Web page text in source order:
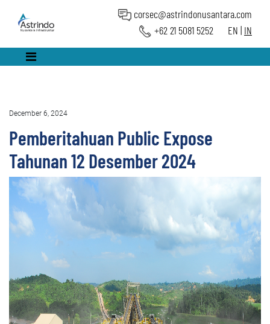
corsec@astrindonusantara.com
+62 21 5081 5252
EN | IN
December 6, 2024
Pemberitahuan Public Expose
Tahunan 12 Desember 2024